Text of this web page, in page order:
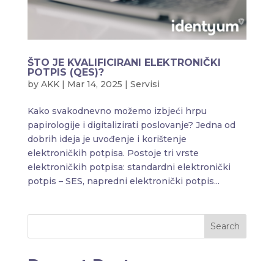
ŠTO JE KVALIFICIRANI ELEKTRONIČKI
POTPIS (QES)?
by AKK| Mar 14, 2025 Servisi
Kako svakodnevno možemo izbjeći hrpu
papirologije i digitalizirati poslovanje? Jedna od
dobrih ideja je uvođenje i korištenje
elektroničkih potpisa. Postoje tri vrste
elektroničkih potpisa: standardni elektronički
potpis – SES, napredni elektronički potpis...
Search